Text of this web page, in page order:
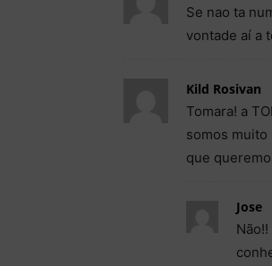
Se nao ta
vontade aí a
Kild Rosivan
Tomara! a
somos
que
Jose